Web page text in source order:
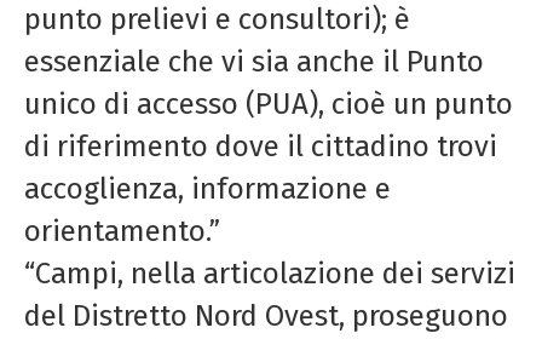
punto prelievi e consultori); è
essenziale che vi sia anche il Punto
unico di accesso (PUA), cioè un punto
di riferimento dove il cittadino trovi
accoglienza, informazione e
orientamento.”
“Campi, nella articolazione dei servizi
del Distretto Nord Ovest, proseguono